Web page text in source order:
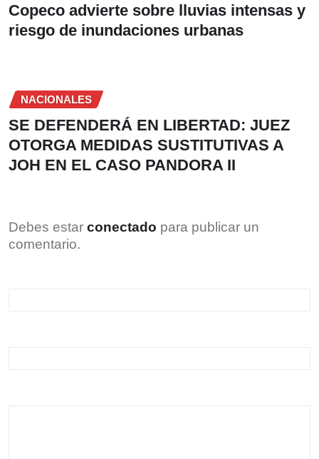
Copeco advierte sobre lluvias intensas y
riesgo de inundaciones urbanas
NACIONALES
SE DEFENDERÁ EN LIBERTAD: JUEZ
OTORGA MEDIDAS SUSTITUTIVAS A
JOH EN EL CASO PANDORA II
Debes estar conectado para publicar un
comentario.